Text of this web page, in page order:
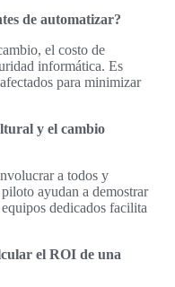
de automatizar?
el costo de
informática. Es
para minimizar
y el cambio
a todos y
ayudan a demostrar
dedicados facilita
el ROI de una